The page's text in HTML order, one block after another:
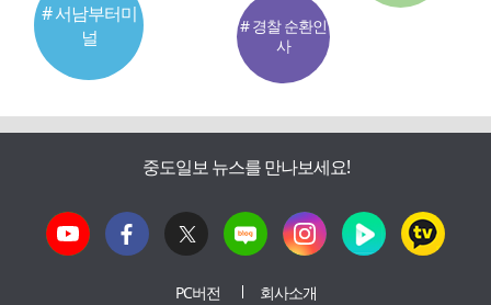
# 서남부터미
널
# 경찰 순환인
사
중도일보 뉴스를 만나보세요!
PC버전 회사소개